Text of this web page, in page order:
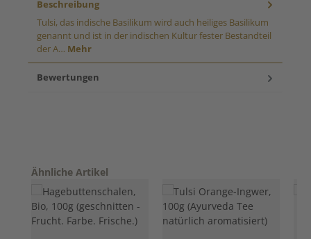
Beschreibung
Tulsi, das indische Basilikum wird auch heiliges Basilikum
genannt und ist in der indischen Kultur fester Bestandteil
der A… Mehr
Bewertungen
Produktgalerie überspringen
Ähnliche Artikel